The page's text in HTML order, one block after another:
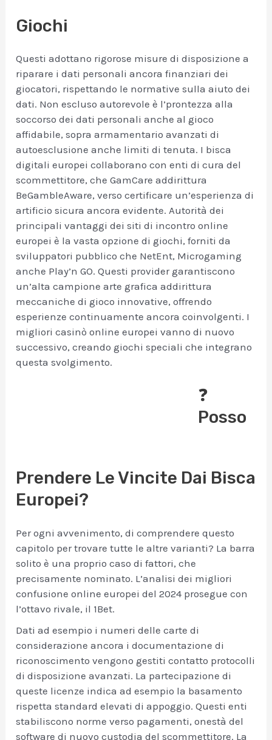
Giochi
Questi adottano rigorose misure di disposizione a
riparare i dati personali ancora finanziari dei
giocatori, rispettando le normative sulla aiuto dei
dati. Non escluso autorevole è l’prontezza alla
soccorso dei dati personali anche al gioco
affidabile, sopra armamentario avanzati di
autoesclusione anche limiti di tenuta. I bisca
digitali europei collaborano con enti di cura del
scommettitore, che GamCare addirittura
BeGambleAware, verso certificare un’esperienza di
artificio sicura ancora evidente. Autorità dei
principali vantaggi dei siti di incontro online
europei è la vasta opzione di giochi, forniti da
sviluppatori pubblico che NetEnt, Microgaming
anche Play’n GO. Questi provider garantiscono
un’alta campione arte grafica addirittura
meccaniche di gioco innovative, offrendo
esperienze continuamente ancora coinvolgenti. I
migliori casinò online europei vanno di nuovo
successivo, creando giochi speciali che integrano
questa svolgimento.
❓
Posso
Prendere Le Vincite Dai Bisca
Europei?
Per ogni avvenimento, di comprendere questo
capitolo per trovare tutte le altre varianti? La barra
solito è una proprio caso di fattori, che
precisamente nominato. L’analisi dei migliori
confusione online europei del 2024 prosegue con
l’ottavo rivale, il 1Bet.
Dati ad esempio i numeri delle carte di
considerazione ancora i documentazione di
riconoscimento vengono gestiti contatto protocolli
di disposizione avanzati. La partecipazione di
queste licenze indica ad esempio la basamento
rispetta standard elevati di appoggio. Questi enti
stabiliscono norme verso pagamenti, onestà del
software di nuovo custodia del scommettitore. La